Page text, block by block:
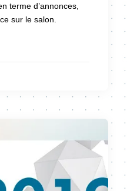
terme d’annonces,
sur le salon.